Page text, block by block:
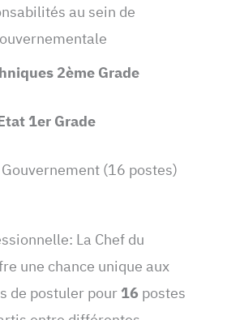
au sein de
2ème Grade
1er Grade
(16 postes)
La Chef du
une chance unique aux
de postuler pour16 postes